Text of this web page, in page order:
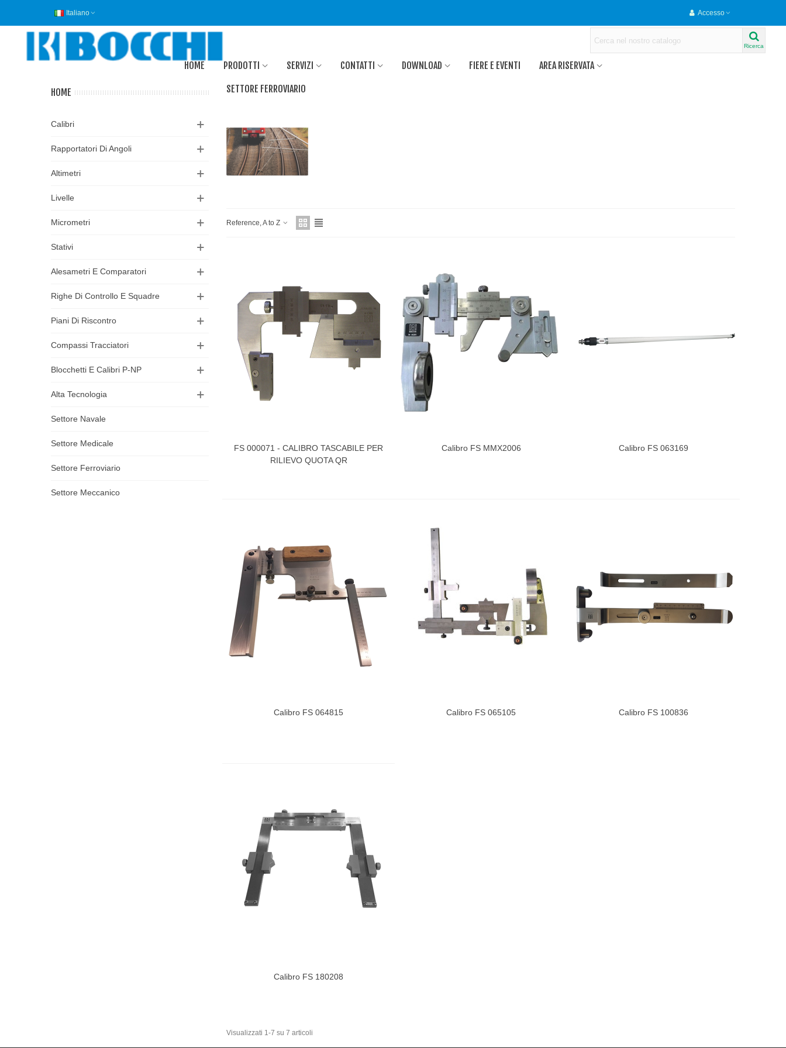
Italiano Accesso
Ricerca
HOME PRODOTTI SERVIZI CONTATTI DOWNLOAD FIERE E EVENTI AREA RISERVATA
HOME
Calibri
Rapportatori Di Angoli
Altimetri
Livelle
Micrometri
Stativi
Alesametri E Comparatori
Righe Di Controllo E Squadre
Piani Di Riscontro
Compassi Tracciatori
Blocchetti E Calibri P-NP
Alta Tecnologia
Settore Navale
Settore Medicale
Settore Ferroviario
Settore Meccanico
SETTORE FERROVIARIO
Reference, A to Z
Visualizza Di Più
FS 000071 - CALIBRO TASCABILE PER
RILIEVO QUOTA QR
Visualizza Di Più
Calibro FS MMX2006 Visualizza Di PiùCalibro FS 063169
Visualizza Di PiùCalibro FS 064815 Visualizza Di PiùCalibro FS 065105 Visualizza Di PiùCalibro FS 100836
Visualizza Di PiùCalibro FS 180208
Visualizzati 1-7 su 7 articoli